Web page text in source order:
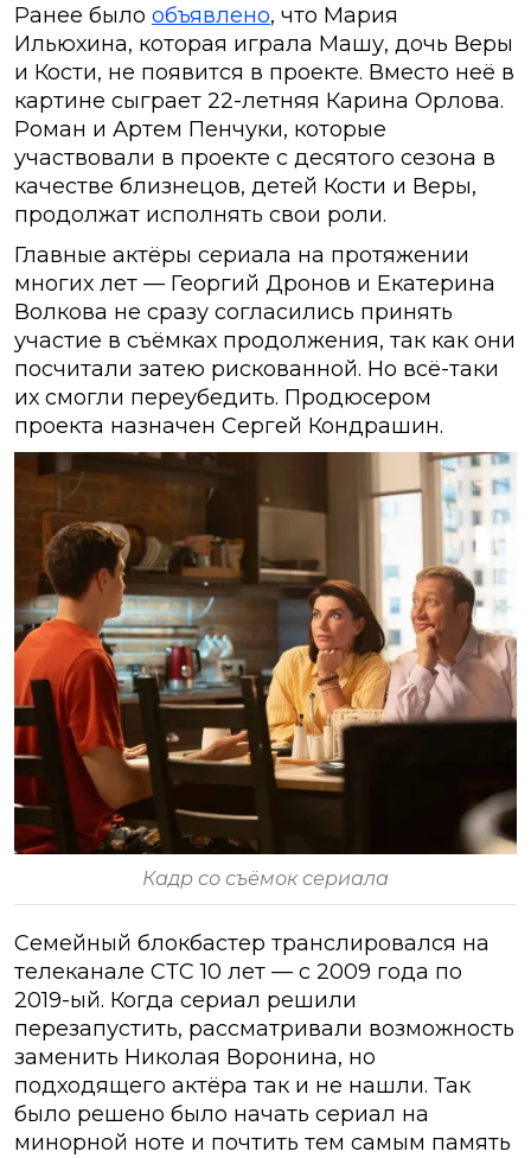
Ранее было объявлено, что Мария
Ильюхина, которая играла Машу, дочь Веры
и Кости, не появится в проекте. Вместо неё в
картине сыграет 22-летняя Карина Орлова.
Роман и Артем Пенчуки, которые
участвовали в проекте с десятого сезона в
качестве близнецов, детей Кости и Веры,
продолжат исполнять свои роли.
Главные актёры сериала на протяжении
многих лет — Георгий Дронов и Екатерина
Волкова не сразу согласились принять
участие в съёмках продолжения, так как они
посчитали затею рискованной. Но всё-таки
их смогли переубедить. Продюсером
проекта назначен Сергей Кондрашин.
Кадр со съёмок сериала
Семейный блокбастер транслировался на
телеканале СТС 10 лет — с 2009 года по
2019-ый. Когда сериал решили
перезапустить, рассматривали возможность
заменить Николая Воронина, но
подходящего актёра так и не нашли. Так
было решено было начать сериал на
минорной ноте и почтить тем самым память